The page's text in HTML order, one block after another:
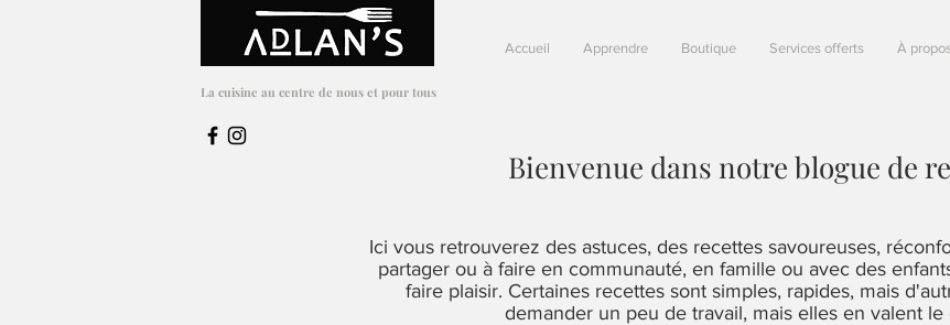
Adlans Cuisine Accueil Apprendre Boutique Services offerts À
La cuisine au centre de nous et pour tous
Bienvenue dans notre blogue de
Ici vous retrouverez des astuces, des recettes savoureuses,
partager ou à faire en communauté, en famille ou avec des
faire plaisir. Certaines recettes sont simples, rapides, mais
demander un peu de travail, mais elles en valent le